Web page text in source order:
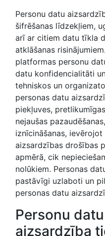
Personu datu
šifrēšanas līdzekļiem,
arī ar citiem datu tīkla
atklāšanas
platformas personu
datu konfidencialitāti
tehniskos un
personas datu
piekļuves,
nejaušas
iznīcināšanas,
aizsardzības drošības
apmērā, cik
nolūkiem. Personas
pastāvīgi uzlaboti un
personas datu
Personu
aizsardzība